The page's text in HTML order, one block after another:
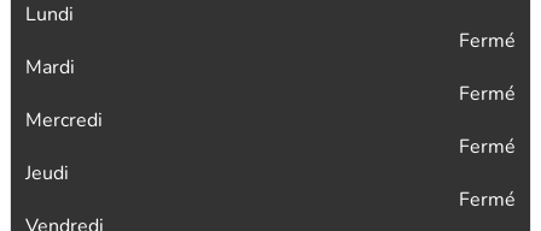
Lundi
Fermé
Mardi
Fermé
Mercredi
Fermé
Jeudi
Fermé